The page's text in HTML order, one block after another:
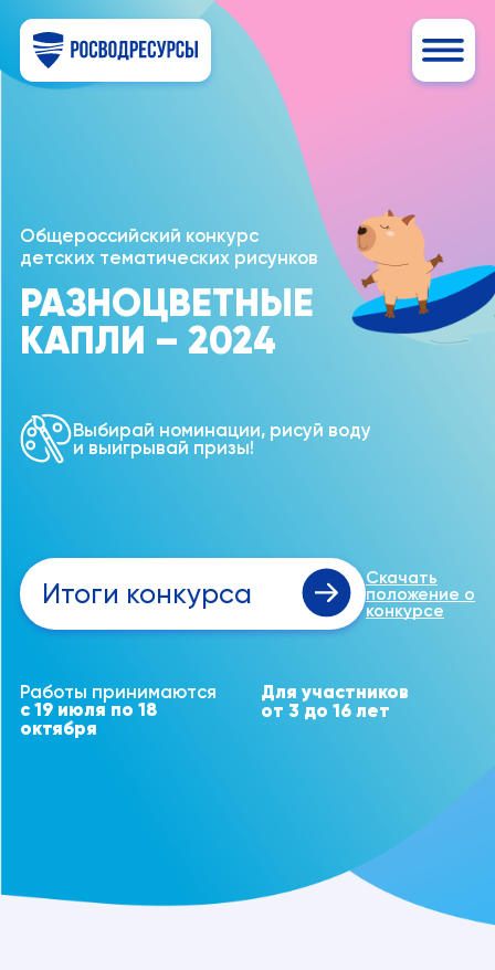
Общероссийский конкурс
детских тематических рисунков
РАЗНОЦВЕТНЫЕ
КАПЛИ – 2024
Выбирай номинации, рисуй воду
и выигрывай призы!
Итоги конкурса
Скачать
положение о
конкурсе
Работы принимаются
с 19 июля по 18
октября
Для участников
от 3 до 16 лет